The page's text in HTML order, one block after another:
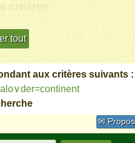
critères
aux critères suivants :
✉